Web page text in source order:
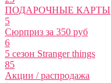
ПОДАРОЧНЫЕ КАРТЫ
5
Сюрприз за 350 руб
6
5 сезон Stranger things
85
Акции / распродажа